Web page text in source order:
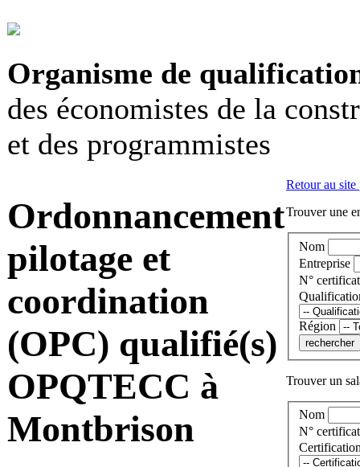
Organisme de
des économistes de la
et des programmistes
Ordonnancement
pilotage et
coordination
(OPC) qualifié(s)
OPQTECC à
Montbrison
Retour au
Trouver une
Nom
Entreprise
N° certificat
Région
Trouver un
Nom
N° certificat